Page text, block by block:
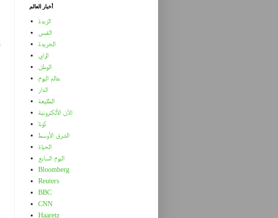
أخبار العالم
الزبدة
القبس
الجريدة
الراي
الوطن
عالم اليوم
الدار
الطليعة
الآن الألكترونية
كونا
الشرق الأوسط
الحياة
اليوم السابع
Bloomberg
Reuters
BBC
CNN
Haaretz